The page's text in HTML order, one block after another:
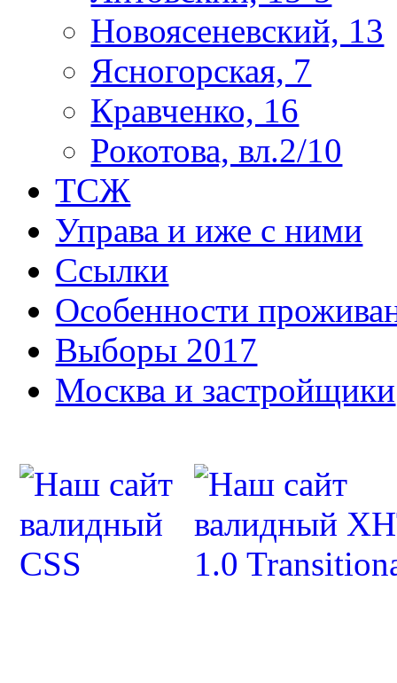
Новоясеневский, 13
Ясногорская, 7
Кравченко, 16
Рокотова, вл.2/10
ТСЖ
Управа и иже с ними
Ссылки
Особенности
Выборы 2017
Москва и застройщики